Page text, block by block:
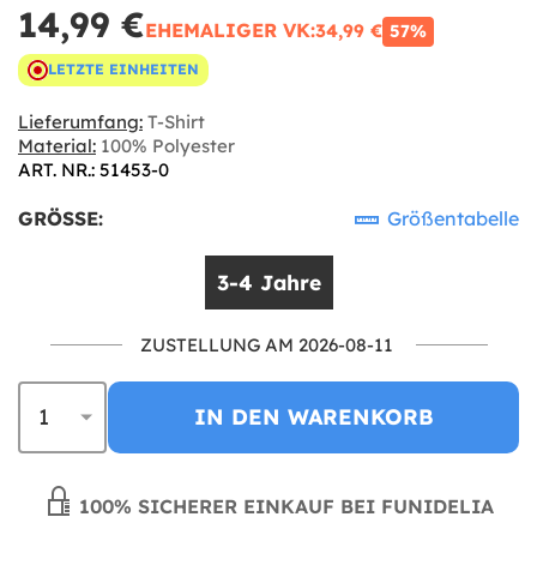
14,99 €EHEMALIGER VK:34,99 € 57%
LETZTE EINHEITEN
Lieferumfang: T-Shirt
Material: 100% Polyester
ART. NR.: 51453-0
GRÖSSE: Größentabelle
3-4 Jahre
ZUSTELLUNG AM 2026-08-11
IN DEN WARENKORB
100% SICHERER EINKAUF BEI FUNIDELIA